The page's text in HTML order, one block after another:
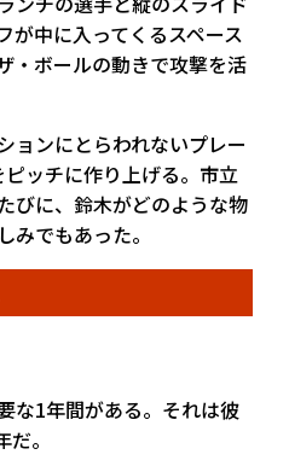
が中に入ってくるスペース
・ボールの動きで攻撃を活
ョンにとらわれないプレー
ッチに作り上げる。市立
びに、鈴木がどのような物
みでもあった。
な1年間がある。それは彼
。